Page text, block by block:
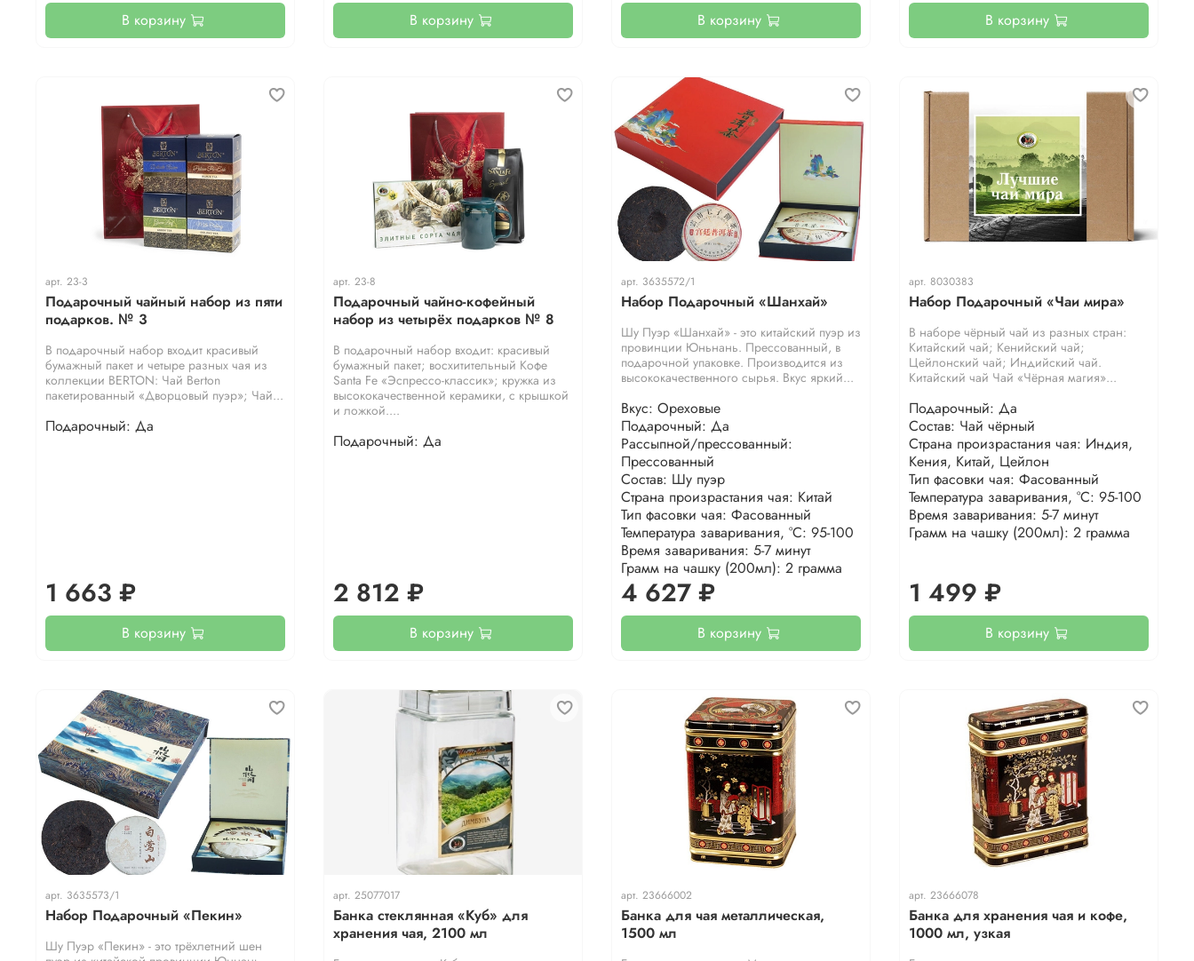
В корзину В корзину В корзину В корзину
арт. 23-3
Подарочный чайный набор из пяти
подарков. № 3
В подарочный набор входит красивый
бумажный пакет и четыре разных чая из
коллекции BERTON: Чай Berton
пакетированный «Дворцовый пуэр»; Чай...
Подарочный: Да
1 663 ₽
В корзину
арт. 23-8
Подарочный чайно-кофейный
набор из четырёх подарков № 8
В подарочный набор входит: красивый
бумажный пакет; восхитительный Кофе
Santa Fe «Эспрессо-классик»; кружка из
высококачественной керамики, с крышкой
и ложкой....
Подарочный: Да
2 812 ₽
В корзину
арт. 3635572/1
Набор Подарочный «Шанхай»
Шу Пуэр «Шанхай» - это китайский пуэр из
провинции Юньнань. Прессованный, в
подарочной упаковке. Производится из
высококачественного сырья. Вкус яркий...
Вкус: Ореховые
Подарочный: Да
Рассыпной/прессованный:
Прессованный
Состав: Шу пуэр
Страна произрастания чая: Китай
Тип фасовки чая: Фасованный
Температура заваривания, °С: 95-100
Время заваривания: 5-7 минут
Грамм на чашку (200мл): 2 грамма
4 627 ₽
В корзину
арт. 8030383
Набор Подарочный «Чаи мира»
В наборе чёрный чай из разных стран:
Китайский чай; Кенийский чай;
Цейлонский чай; Индийский чай.
Китайский чай Чай «Чёрная магия»...
Подарочный: Да
Состав: Чай чёрный
Страна произрастания чая: Индия,
Кения, Китай, Цейлон
Тип фасовки чая: Фасованный
Температура заваривания, °С: 95-100
Время заваривания: 5-7 минут
Грамм на чашку (200мл): 2 грамма
1 499 ₽
В корзину
арт. 3635573/1
Набор Подарочный «Пекин»
Шу Пуэр «Пекин» - это трёхлетний шен
арт. 25077017
Банка стеклянная «Куб» для
хранения чая, 2100 мл
арт. 23666002
Банка для чая металлическая,
1500 мл
арт. 23666078
Банка для хранения чая и кофе,
1000 мл, узкая